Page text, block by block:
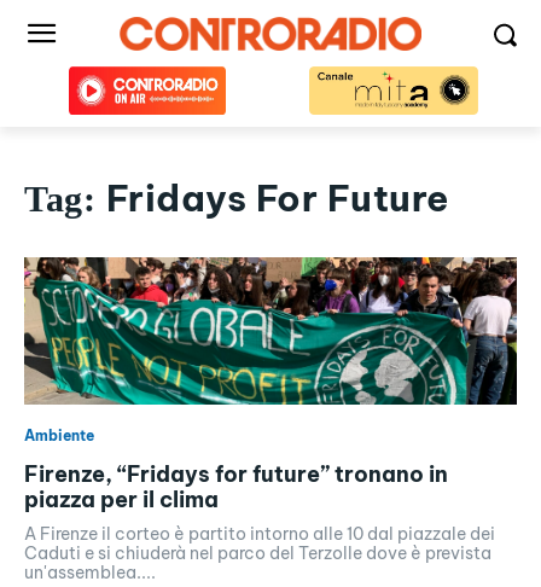
Tag: Fridays For Future
Ambiente
Firenze, “Fridays for future” tronano in
piazza per il clima
A Firenze il corteo è partito intorno alle 10 dal piazzale dei
Caduti e si chiuderà nel parco del Terzolle dove è prevista
un'assemblea....